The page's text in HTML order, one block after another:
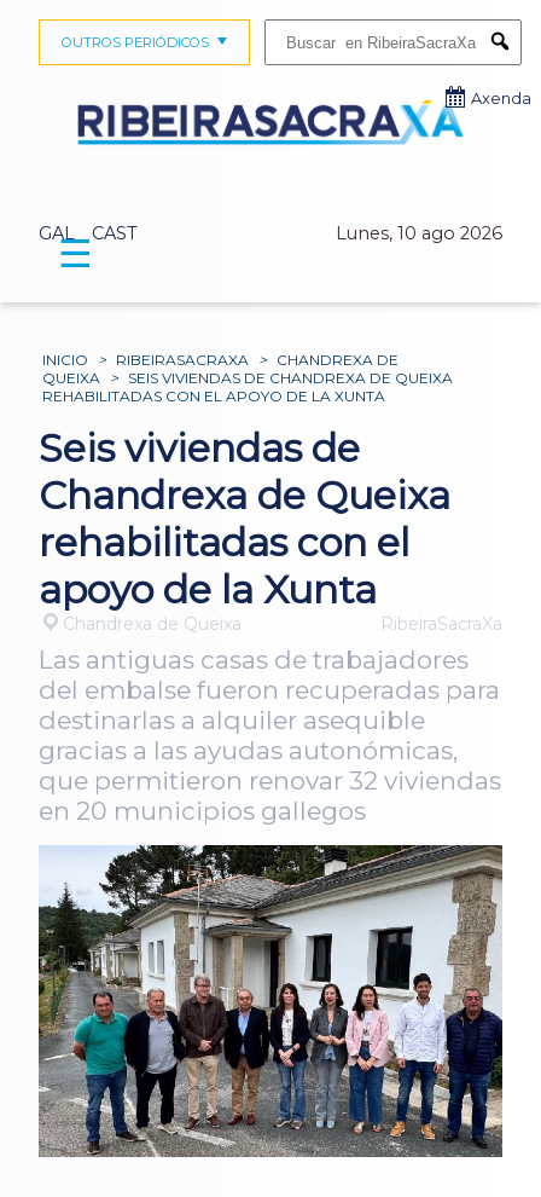
GAL CAST Lunes, 10 ago 2026
OUTROS PERIÓDICOS
Axenda
☰
INICIO > RIBEIRASACRAXA > CHANDREXA DE
QUEIXA
> SEIS VIVIENDAS DE CHANDREXA DE QUEIXA
REHABILITADAS CON EL APOYO DE LA XUNTA
Seis viviendas de
Chandrexa de Queixa
rehabilitadas con el
apoyo de la Xunta
Chandrexa de Queixa RibeiraSacraXa
Las antiguas casas de trabajadores
del embalse fueron recuperadas para
destinarlas a alquiler asequible
gracias a las ayudas autonómicas,
que permitieron renovar 32 viviendas
en 20 municipios gallegos